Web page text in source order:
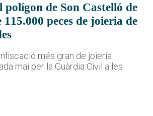
polígon de Son Castelló de
115.000 peces de joieria de
més gran de joieria
mai per la Guàrdia Civil a les